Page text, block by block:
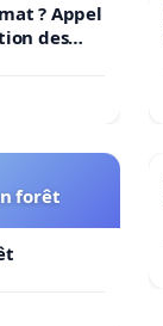
? Appel
des
et de
forêt